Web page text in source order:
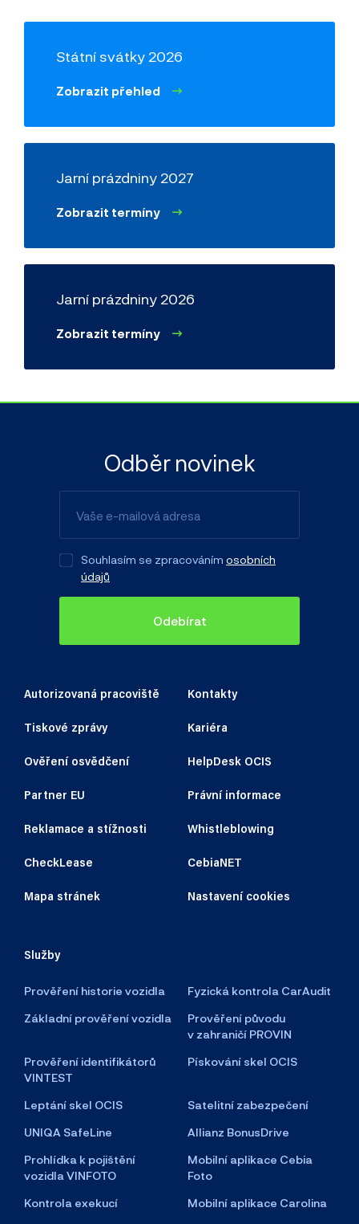
Státní svátky 2026
Zobrazit přehled
Jarní prázdniny 2027
Zobrazit termíny
Jarní prázdniny 2026
Zobrazit termíny
Autorizovaná pracoviště Kontakty
Tiskové zprávy Kariéra
Ověření osvědčení HelpDesk OCIS
Partner EU Právní informace
Reklamace a stížnosti Whistleblowing
CheckLease CebiaNET
Mapa stránek Nastavení cookies
Služby
Prověření historie vozidla
Fyzická kontrola CarAudit
Základní prověření vozidla
Prověření původu
v zahraničí PROVIN
Prověření identifikátorů
VINTEST
Pískování skel OCIS
Leptání skel OCIS
Satelitní zabezpečení
UNIQA SafeLine
Allianz BonusDrive
Prohlídka k pojištění
vozidla VINFOTO
Mobilní aplikace Cebia
Foto
Kontrola exekucí
Mobilní aplikace Carolina
Odběr novinek
Souhlasím se zpracováním osobních
údajů
Odebírat